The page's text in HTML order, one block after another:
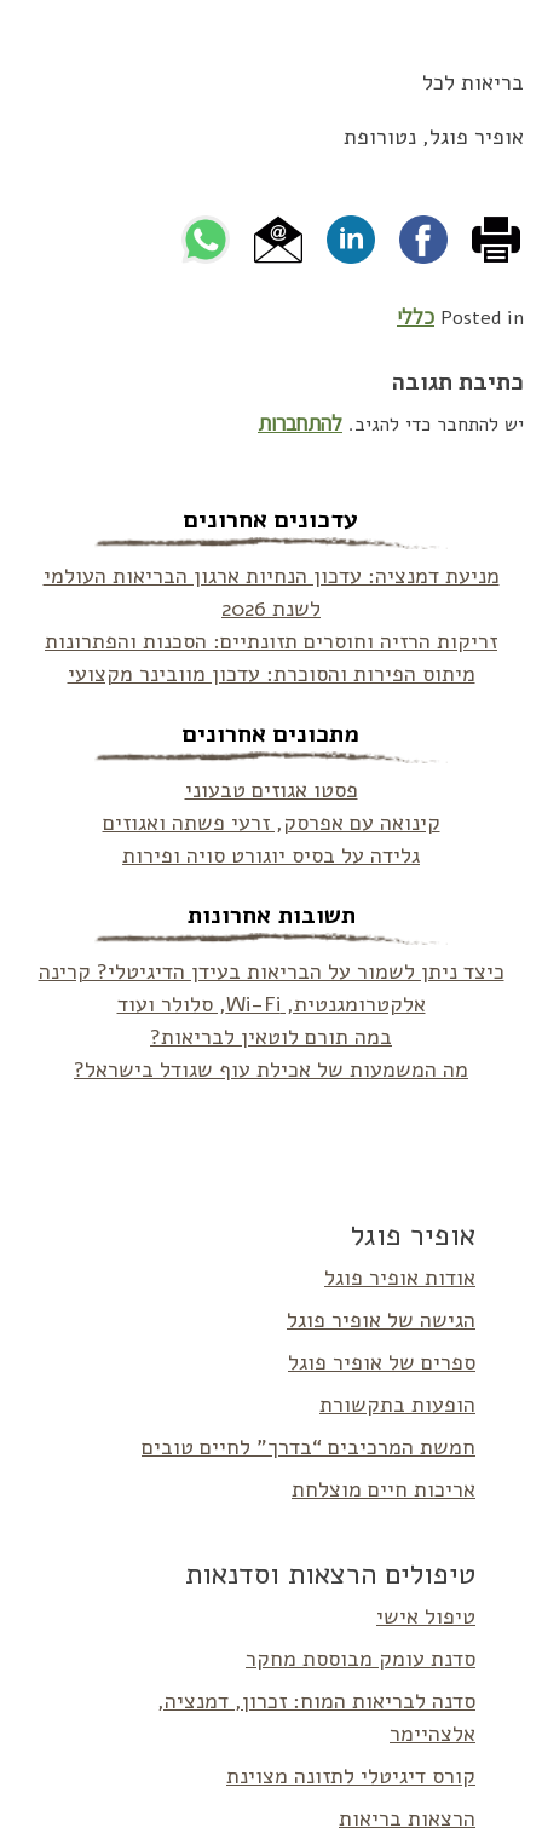
בריאות לכל
אופיר פוגל, נטורופת
Posted in כללי
כתיבת תגובה
יש להתחבר כדי להגיב. להתחברות
עדכונים אחרונים
מניעת דמנציה: עדכון הנחיות ארגון הבריאות העולמי
לשנת 2026
זריקות הרזיה וחוסרים תזונתיים: הסכנות והפתרונות
מיתוס הפירות והסוכרת: עדכון מוובינר מקצועי
מתכונים אחרונים
פסטו אגוזים טבעוני
קינואה עם אפרסק, זרעי פשתה ואגוזים
גלידה על בסיס יוגורט סויה ופירות
תשובות אחרונות
כיצד ניתן לשמור על הבריאות בעידן הדיגיטלי? קרינה
אלקטרומגנטית, Wi-Fi, סלולר ועוד
במה תורם לוטאין לבריאות?
מה המשמעות של אכילת עוף שגודל בישראל?
אופיר פוגל
אודות אופיר פוגל
הגישה של אופיר פוגל
ספרים של אופיר פוגל
הופעות בתקשורת
חמשת המרכיבים “בדרך” לחיים טובים
אריכות חיים מוצלחת
טיפולים הרצאות וסדנאות
טיפול אישי
סדנת עומק מבוססת מחקר
סדנה לבריאות המוח: זכרון, דמנציה,
אלצהיימר
קורס דיגיטלי לתזונה מצוינת
הרצאות בריאות